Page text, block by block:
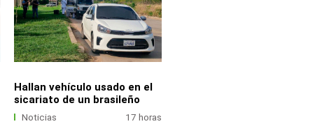
Hallan vehículo usado en el
sicariato de un brasileño
Noticias 17 horas